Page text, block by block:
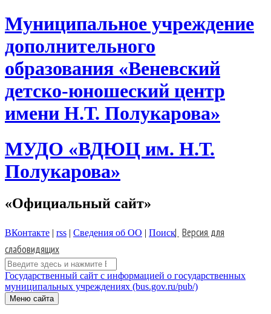
Skip
to
Муниципальное учреждение
дополнительного
образования «Веневский
детско-юношеский центр
имени Н.Т. Полукарова»
МУДО «ВДЮЦ им. Н.Т.
Полукарова»
«Официальный сайт»
ВКонтакте | rss | Сведения об ОО | Поиск| Версия для
слабовидящих
Поиск:
Государственный сайт с информацией о государственных
муниципальных учреждениях (bus.gov.ru/pub/)
Меню сайта